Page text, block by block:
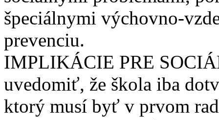
špeciálnymi výchovno-
prevenciu.
IMPLIKÁCIE PRE
uvedomiť, že škola iba
ktorý musí byť v prvom